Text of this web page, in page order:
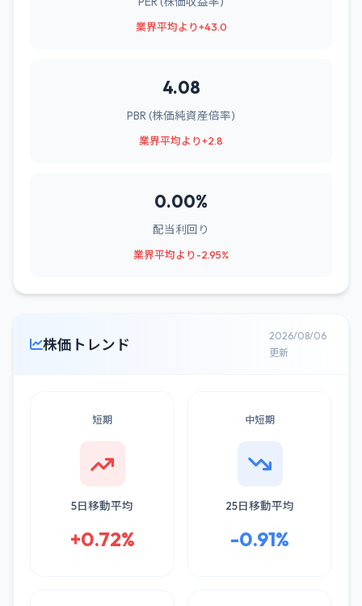
業界平均より+43.0
4.08
PBR (株価純資産倍率)
業界平均より+2.8
0.00%
配当利回り
業界平均より-2.95%
株価トレンド
2026/08/06
更新
短期
5日移動平均
+0.72%
中短期
25日移動平均
-0.91%